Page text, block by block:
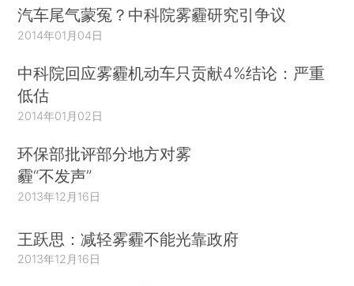
汽车尾气蒙冤？中科院雾霾研究引争议
2014年01月04日
中科院回应雾霾机动车只贡献4%结论：严重
低估
2014年01月02日
环保部批评部分地方对雾
霾“不发声”
2013年12月16日
王跃思：减轻雾霾不能光靠政府
2013年12月16日